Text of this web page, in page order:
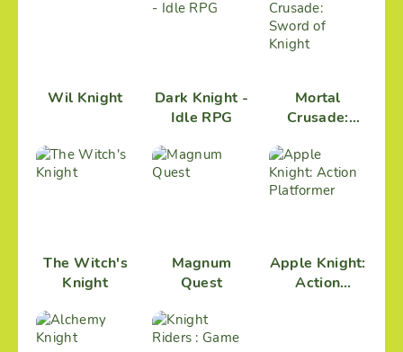
Wil Knight
Dark Knight -
Idle RPG
Mortal
Crusade:
Knight
The Witch's
Knight
Magnum
Quest
Apple Knight:
Action